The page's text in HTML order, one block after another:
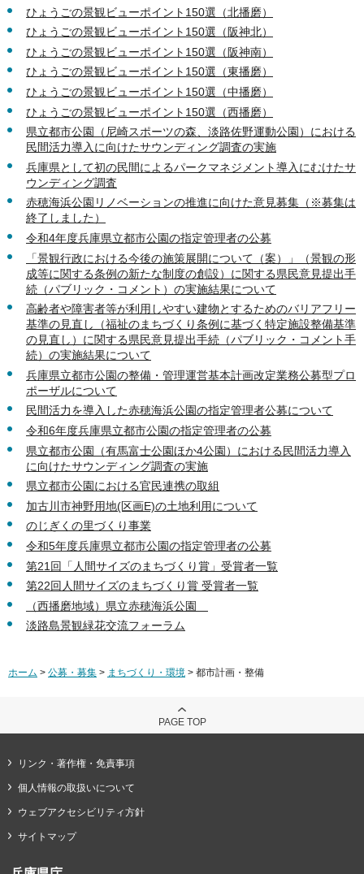
ひょうごの景観ビューポイント150選（北播磨）
ひょうごの景観ビューポイント150選（阪神北）
ひょうごの景観ビューポイント150選（阪神南）
ひょうごの景観ビューポイント150選（東播磨）
ひょうごの景観ビューポイント150選（中播磨）
ひょうごの景観ビューポイント150選（西播磨）
県立都市公園（尼崎スポーツの森、淡路佐野運動公園）における
民間活力導入に向けたサウンディング調査の実施
兵庫県として初の民間によるパークマネジメント導入にむけたサ
ウンディング調査
赤穂海浜公園リノベーションの推進に向けた意見募集（※募集は
終了しました）
令和4年度兵庫県立都市公園の指定管理者の公募
「景観行政における今後の施策展開について（案）」（景観の形
成等に関する条例の新たな制度の創設）に関する県民意見提出手
続（パブリック・コメント）の実施結果について
高齢者や障害者等が利用しやすい建物とするためのバリアフリー
基準の見直し（福祉のまちづくり条例に基づく特定施設整備基準
の見直し）に関する県民意見提出手続（パブリック・コメント手
続）の実施結果について
兵庫県立都市公園の整備・管理運営基本計画改定業務公募型プロ
ポーザルについて
民間活力を導入した赤穂海浜公園の指定管理者公募について
令和6年度兵庫県立都市公園の指定管理者の公募
県立都市公園（有馬富士公園ほか4公園）における民間活力導入
に向けたサウンディング調査の実施
県立都市公園における官民連携の取組
加古川市神野用地(区画E)の土地利用について
のじぎくの里づくり事業
令和5年度兵庫県立都市公園の指定管理者の公募
第21回「人間サイズのまちづくり賞」受賞者一覧
第22回人間サイズのまちづくり賞 受賞者一覧
（西播磨地域）県立赤穂海浜公園
淡路島景観緑花交流フォーラム
ホーム > 公募・募集 > まちづくり・環境 > 都市計画・整備
PAGE TOP
リンク・著作権・免責事項
個人情報の取扱いについて
ウェブアクセシビリティ方針
サイトマップ